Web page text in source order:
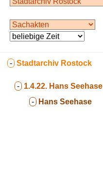
- Stadtarchiv Rostock
- 1.4.22. Hans Seehase
- Hans Seehase